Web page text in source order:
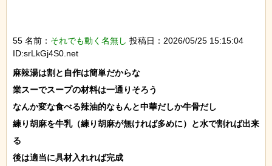
55 名前： それでも動く名無し 投稿日：2026/05/25 15:15:04
ID:srLkGj4S0.net
麻辣湯は割と自作は簡単だからな
業スーでスープの材料は一通りそろう
なんか変な食べる辣油的なもんと中華だしか牛骨だし
練り胡麻を牛乳（練り胡麻が無ければ多めに）と水で割れば出来
る
後は適当に具材入れれば完成